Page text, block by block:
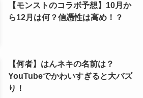
【モンストのコラボ予想】10月か
ら12月は何？信憑性は高め！？
【何者】はんネキの名前は？
YouTubeでかわいすぎると大バズ
り！